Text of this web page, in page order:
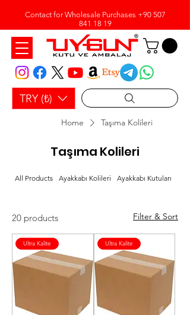
Contact for Wholesale Purchases +90 507
841 18 19
TRY (₺)
Home Taşıma Kolileri
Taşıma Kolileri
All Products Ayakkabı Kolileri Ayakkabı Kutuları
20 products Filter & Sort
Ultra Kalite Ultra Kalite